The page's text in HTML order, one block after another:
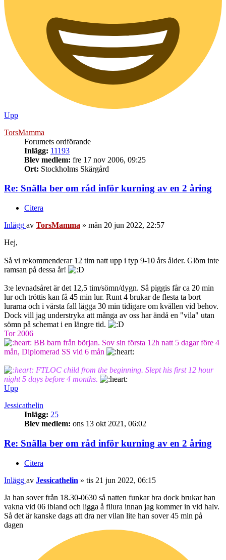
Upp
TorsMamma
Forumets ordförande
Inlägg: 11193
Blev medlem: fre 17 nov 2006, 09:25
Ort: Stockholms Skärgård
Re: Snälla ber om råd inför kurning av en 2 åring
Citera
Inlägg av TorsMamma » mån 20 jun 2022, 22:57
Hej,
Så vi rekommenderar 12 tim natt upp i typ 9-10 års ålder. Glöm inte
ramsan på dessa år!
3:e levnadsåret är det 12,5 tim/sömn/dygn. Så piggis får ca 20 min
lur och tröttis kan få 45 min lur. Runt 4 brukar de flesta ta bort
lurarna och i värsta fall lägga 30 min tidigare om kvällen vid behov.
Dock vill jag understryka att många av oss har ändå en "vila" utan
sömn på schemat i en längre tid.
Tor 2006
BB barn från början. Sov sin första 12h natt 5 dagar före 4
mån, Diplomerad SS vid 6 mån
FTLOC child from the beginning. Slept his first 12 hour
night 5 days before 4 months.
Upp
Jessicathelin
Inlägg: 25
Blev medlem: ons 13 okt 2021, 06:02
Re: Snälla ber om råd inför kurning av en 2 åring
Citera
Inlägg av Jessicathelin » tis 21 jun 2022, 06:15
Ja han sover från 18.30-0630 så natten funkar bra dock brukar han
vakna vid 06 ibland och ligga å filura innan jag kommer in vid halv.
Så det är kanske dags att dra ner vilan lite han sover 45 min på
dagen